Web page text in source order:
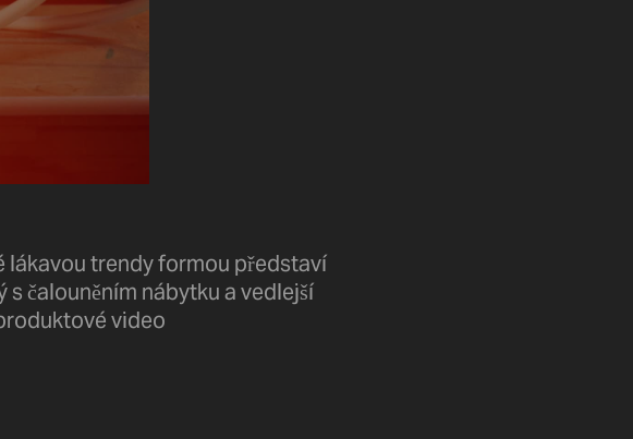
trendy formou představí
čalouněním nábytku a vedlejší
video